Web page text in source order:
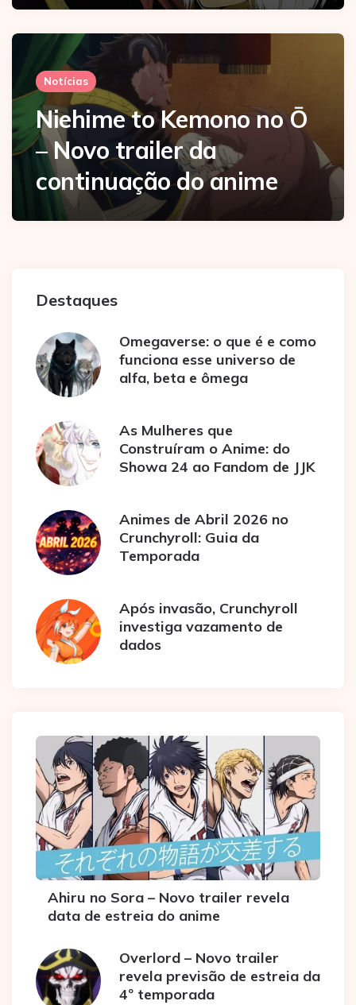
Notícias
Niehime to Kemono no Ō
– Novo trailer da
continuação do anime
Destaques
Omegaverse: o que é e como
funciona esse universo de
alfa, beta e ômega
As Mulheres que
Construíram o Anime: do
Showa 24 ao Fandom de JJK
Animes de Abril 2026 no
Crunchyroll: Guia da
Temporada
Após invasão, Crunchyroll
investiga vazamento de
dados
Ahiru no Sora – Novo trailer revela
data de estreia do anime
Overlord – Novo trailer
revela previsão de estreia da
4º temporada